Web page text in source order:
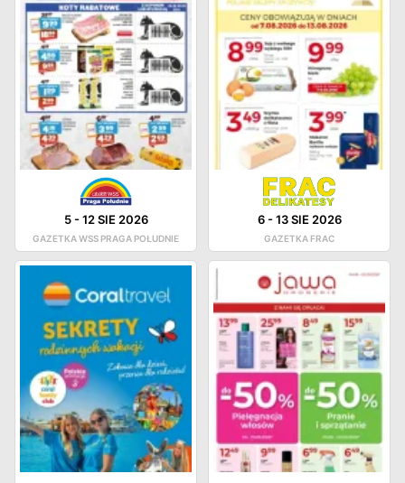
5-12 SIE 2026
GAZETKA WSS PRAGA POŁUDNIE
6-13 SIE 2026
GAZETKA FRAC